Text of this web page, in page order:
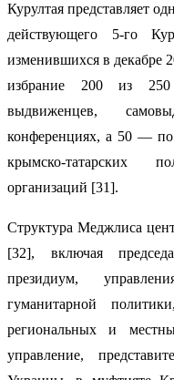
Курултая представляет
действующего 5-го
изменившихся в декабре
избрание 200 из 250
выдвиженцев,
конференциях, а 50 — по
крымско-татарских
организаций [31].
Структура Меджлиса
[32], включая
президиум,
гуманитарной
региональных и
управление,